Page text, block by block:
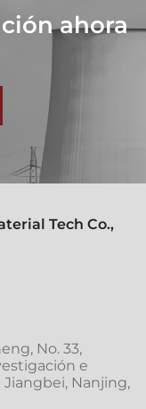
ahora
Tech Co.,
No. 33,
e
Nanjing,